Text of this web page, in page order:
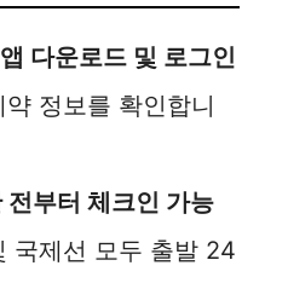
다운로드 및 로그인
정보를 확인합니
부터 체크인 가능
국제선 모두 출발 24